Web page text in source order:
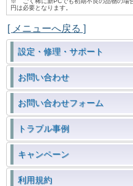
円は必要となります。
[ メニューへ戻る ]
設定・修理・サポート
お問い合わせ
お問い合わせフォーム
トラブル事例
キャンペーン
利用規約